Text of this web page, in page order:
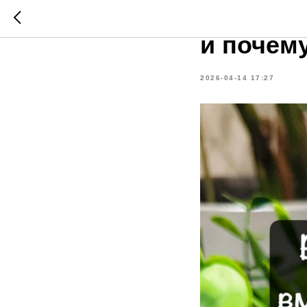
Какие
и
2026-04-14 17:27